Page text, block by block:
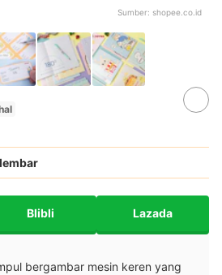
Sumber: shopee.co.id
Blibli Lazada
bergambar mesin keren yang